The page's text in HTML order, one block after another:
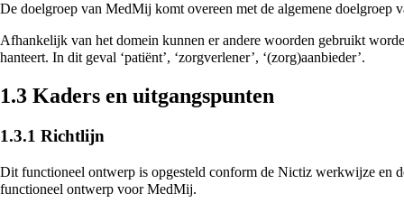
De doelgroep van MedMij komt overeen met de algemene doelgroep
Afhankelijk van het domein kunnen er andere woorden gebruikt
hanteert. In dit geval ‘patiënt’, ‘zorgverlener’, ‘(zorg)aanbieder’.
1.3 Kaders en uitgangspunten
1.3.1 Richtlijn
Dit functioneel ontwerp is opgesteld conform de Nictiz werkwijze en
functioneel ontwerp voor MedMij.